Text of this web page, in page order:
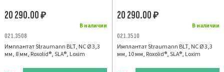
В наличии
20 290.00₽
021.3508
Имплантат Straumann BLT, NC Ø 3,3
мм, 8 мм, Roxolid®, SLA®, Loxim
В наличии
20 290.00₽
021.3510
Имплантат Straumann BLT, NC Ø 3,3
мм, 10 мм, Roxolid®, SLA®, Loxim